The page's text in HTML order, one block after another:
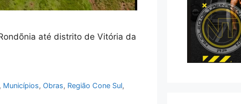
até distrito de Vitória da
, Municípios, Obras, Região Cone Sul,